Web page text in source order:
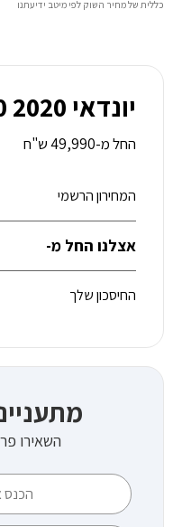
כללית של מחיר השוק לפי מיטב ידיעתנו
יונדאי i20 2020
החל מ-49,990 ש"ח
המחירון הרשמי
אצלנו החל מ-
החיסכון שלך
השאירו